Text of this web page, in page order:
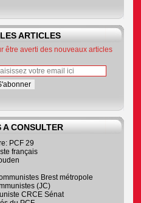
ARTICLES
être averti des nouveaux articles
A CONSULTER
PCF 29
français
Brest métropole
(JC)
CRCE Sénat